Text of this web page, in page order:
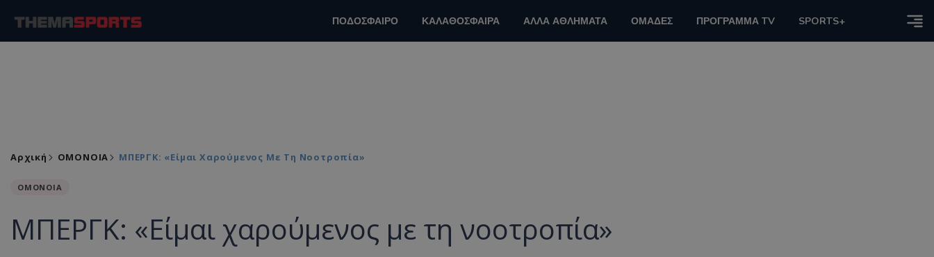
ΠΟΔΟΣΦΑΙΡΟ ΚΑΛΑΘΟΣΦΑΙΡΑ ΑΛΛΑ ΑΘΛΗΜΑΤΑ ΟΜΑΔΕΣ ΠΡΟΓΡΑΜΜΑ TV SPORTS+
Αρχική ΟΜΟΝΟΙΑ ΜΠΕΡΓΚ: «Είμαι Χαρούμενος Με Τη Νοοτροπία»
ΟΜΟΝΟΙΑ
ΜΠΕΡΓΚ: «Είμαι χαρούμενος με τη νοοτροπία»